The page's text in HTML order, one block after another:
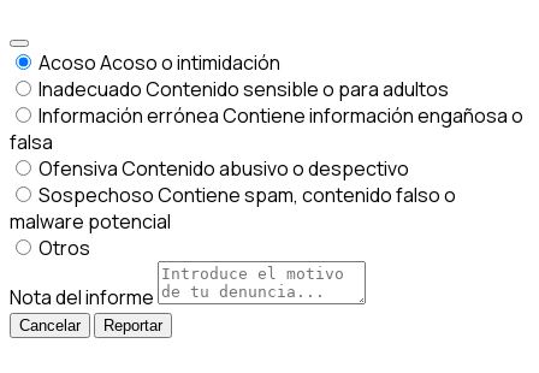
AcosoAcoso o intimidación
InadecuadoContenido sensible o para adultos
Información erróneaContiene información engañosa o
falsa
OfensivaContenido abusivo o despectivo
SospechosoContiene spam, contenido falso o
malware potencial
Otros
Nota del informe
Reportar